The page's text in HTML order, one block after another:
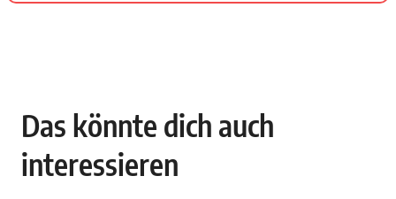
Das könnte dich auch
interessieren